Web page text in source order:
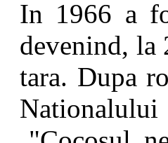
In 1966 a
devenind, la
tara. Dupa